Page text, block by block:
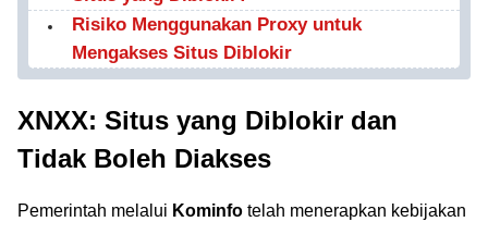
Risiko Menggunakan Proxy untuk
Mengakses Situs Diblokir
XNXX: Situs yang Diblokir dan
Tidak Boleh Diakses
Pemerintah melalui Kominfo telah menerapkan kebijakan